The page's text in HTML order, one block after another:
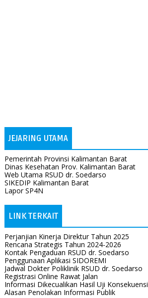
JEJARING UTAMA
Pemerintah Provinsi Kalimantan Barat
Dinas Kesehatan Prov. Kalimantan Barat
Web Utama RSUD dr. Soedarso
SIKEDIP Kalimantan Barat
Lapor SP4N
LINK TERKAIT
Perjanjian Kinerja Direktur Tahun 2025
Rencana Strategis Tahun 2024-2026
Kontak Pengaduan RSUD dr. Soedarso
Penggunaan Aplikasi SIDOREMI
Jadwal Dokter Poliklinik RSUD dr. Soedarso
Registrasi Online Rawat Jalan
Informasi Dikecualikan Hasil Uji Konsekuensi
Alasan Penolakan Informasi Publik